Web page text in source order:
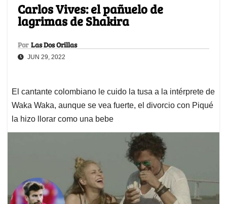
Carlos Vives: el pañuelo de
lagrimas de Shakira
Por Las Dos Orillas
JUN 29, 2022
El cantante colombiano le cuido la tusa a la intérprete de
Waka Waka, aunque se vea fuerte, el divorcio con Piqué
la hizo llorar como una bebe